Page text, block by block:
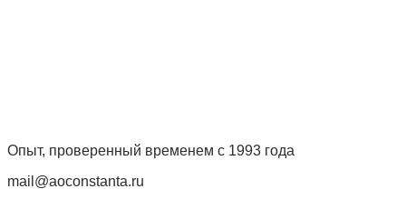
Опыт, проверенный временем с 1993 года
mail@aoconstanta.ru